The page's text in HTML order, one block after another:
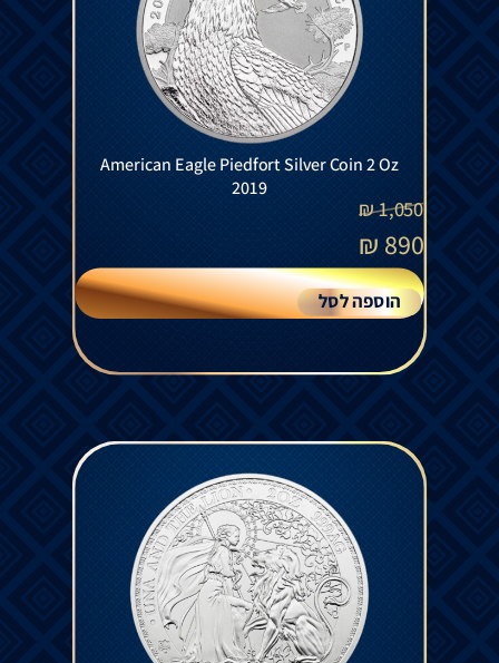
American Eagle Piedfort Silver Coin 2 Oz
2019
1,050
₪
890
₪
הוספה לסל